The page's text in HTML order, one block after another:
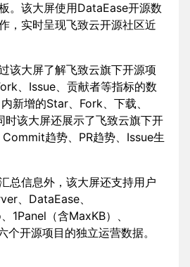
。该大屏使用DataEase开源数
，实时呈现飞致云开源社区近
该大屏了解飞致云旗下开源项
、Issue、贡献者等指标的数
新增的Star、Fork、下载、
时该大屏还展示了飞致云旗下开
趋势、PR趋势、Issue生
总信息外，该大屏还支持用户
、DataEase、
1Panel（含MaxKB）、
开源项目的独立运营数据。